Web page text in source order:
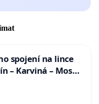
spojení na lince
– Karviná – Mosty